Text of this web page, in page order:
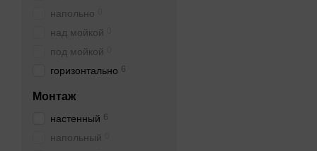
напольно
над мойкой
под мойкой
горизонтально 6
Монтаж
настенный 6
напольный